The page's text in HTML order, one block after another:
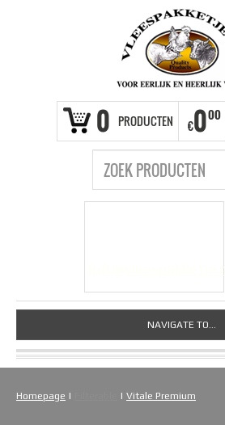
0 PRODUCTEN €000
info@vleespakketje.nl
NAVIGATE TO...
Homepage | | Vitale Premium